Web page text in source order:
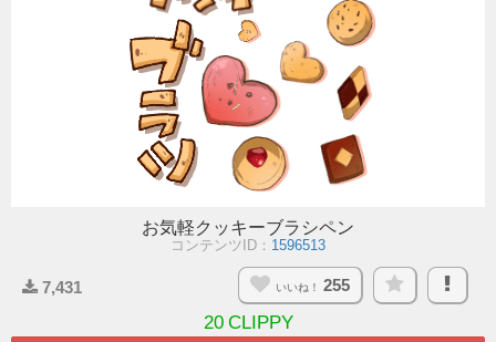
お気軽クッキーブラシペン
コンテンツID： 1596513
7,431 いいね！ 255
20 CLIPPY